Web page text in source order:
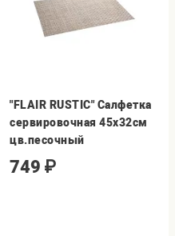
"FLAIR RUSTIC" Салфетка
сервировочная 45х32см
цв.песочный
749 ₽